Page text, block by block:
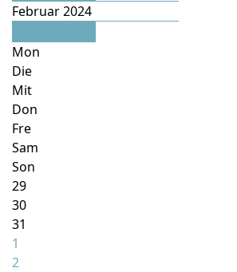
Februar 2024
Mon
Die
Mit
Don
Fre
Sam
Son
29
30
31
1
2